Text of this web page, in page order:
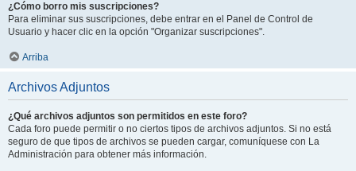
¿Cómo borro mis suscripciones?
Para eliminar sus suscripciones, debe entrar en el Panel de Control de
Usuario y hacer clic en la opción "Organizar suscripciones".
Arriba
Archivos Adjuntos
¿Qué archivos adjuntos son permitidos en este foro?
Cada foro puede permitir o no ciertos tipos de archivos adjuntos. Si no está
seguro de que tipos de archivos se pueden cargar, comuníquese con La
Administración para obtener más información.